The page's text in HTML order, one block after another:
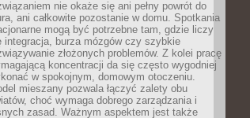
nie okaże się ani pełny powrót do
ani całkowite pozostanie w domu. Spotkania
mogą być potrzebne tam, gdzie liczy
integracja, burza mózgów czy szybkie
złożonych problemów. Z kolei pracę
koncentracji da się często wygodniej
w spokojnym, domowym otoczeniu.
mieszany pozwala łączyć zalety obu
choć wymaga dobrego zarządzania i
zasad. Ważnym aspektem jest także